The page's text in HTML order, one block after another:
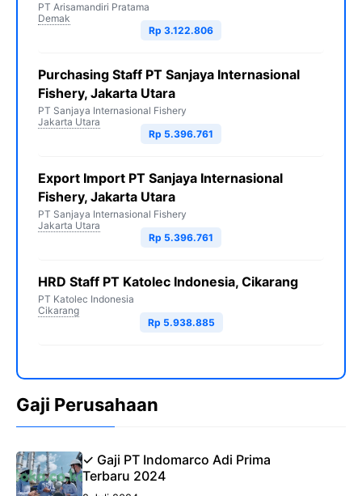
PT Arisamandiri Pratama
Demak
Rp 3.122.806
Purchasing Staff PT Sanjaya Internasional
Fishery, Jakarta Utara
PT Sanjaya Internasional Fishery
Jakarta Utara
Rp 5.396.761
Export Import PT Sanjaya Internasional
Fishery, Jakarta Utara
PT Sanjaya Internasional Fishery
Jakarta Utara
Rp 5.396.761
HRD Staff PT Katolec Indonesia, Cikarang
PT Katolec Indonesia
Cikarang
Rp 5.938.885
Gaji Perusahaan
✓ Gaji PT Indomarco Adi Prima
Terbaru 2024